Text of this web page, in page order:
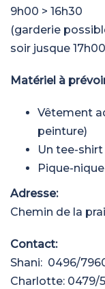
9h00 > 16h30
(garderie
soir jusque
Matériel à
Vêtement
peinture)
Un tee-
Pique-
Adresse:
Chemin de la
Contact:
Shani: 0496/
Charlotte: 0479/